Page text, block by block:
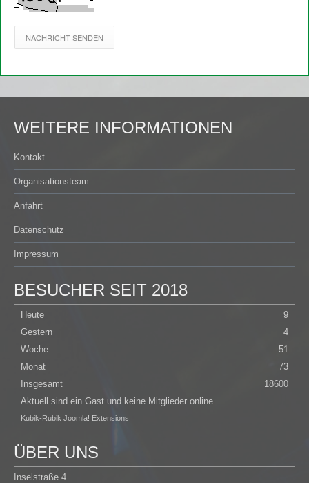
WEITERE INFORMATIONEN
Kontakt
Organisationsteam
Anfahrt
Datenschutz
Impressum
BESUCHER SEIT 2018
Heute
9
Gestern
4
Woche
51
Monat
73
Insgesamt
18600
Aktuell sind ein Gast und keine Mitglieder online
Kubik-Rubik Joomla! Extensions
ÜBER UNS
Inselstraße 4